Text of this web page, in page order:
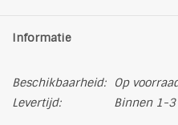
Informatie
Beschikbaarheid:
Op
Levertijd:
Binnen 1-3